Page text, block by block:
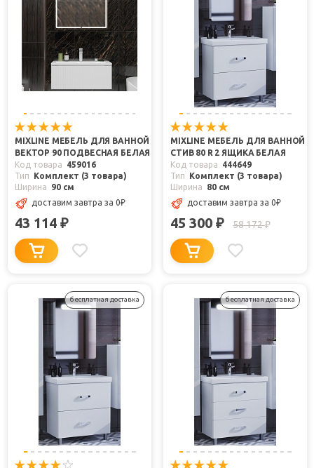
MIXLINE МЕБЕЛЬ ДЛЯ ВАННОЙ
ВЕКТОР 90 ПОДВЕСНАЯ БЕЛАЯ
Код товара
459016
Тип
Комплект (3 товара)
Ширина
90 см
доставим завтра за 0₽
43 114 ₽
MIXLINE МЕБЕЛЬ ДЛЯ ВАННОЙ
СТИВ 80 R 2 ЯЩИКА БЕЛАЯ
Код товара
444649
Тип
Комплект (3 товара)
Ширина
80 см
доставим завтра за 0₽
45 300 ₽ 58 172₽
бесплатная доставка бесплатная доставка